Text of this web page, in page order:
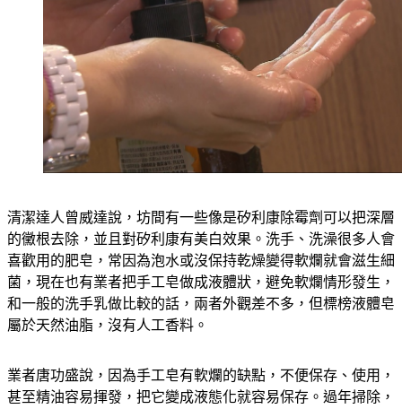
清潔達人曾威達說，坊間有一些像是矽利康除霉劑可以把深層
的黴根去除，並且對矽利康有美白效果。洗手、洗澡很多人會
喜歡用的肥皂，常因為泡水或沒保持乾燥變得軟爛就會滋生細
菌，現在也有業者把手工皂做成液體狀，避免軟爛情形發生，
和一般的洗手乳做比較的話，兩者外觀差不多，但標榜液體皂
業者唐功盛說，因為手工皂有軟爛的缺點，不便保存、使用，